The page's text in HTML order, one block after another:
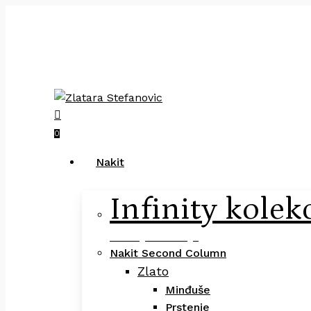
×
search
0
Nakit
Infinity
Nakit Second Column
Zlato
Minđuše
Prstenje